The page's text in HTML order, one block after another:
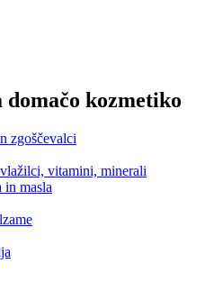
domačo kozmetiko
zgoščevalci
vitamini, minerali
in masla